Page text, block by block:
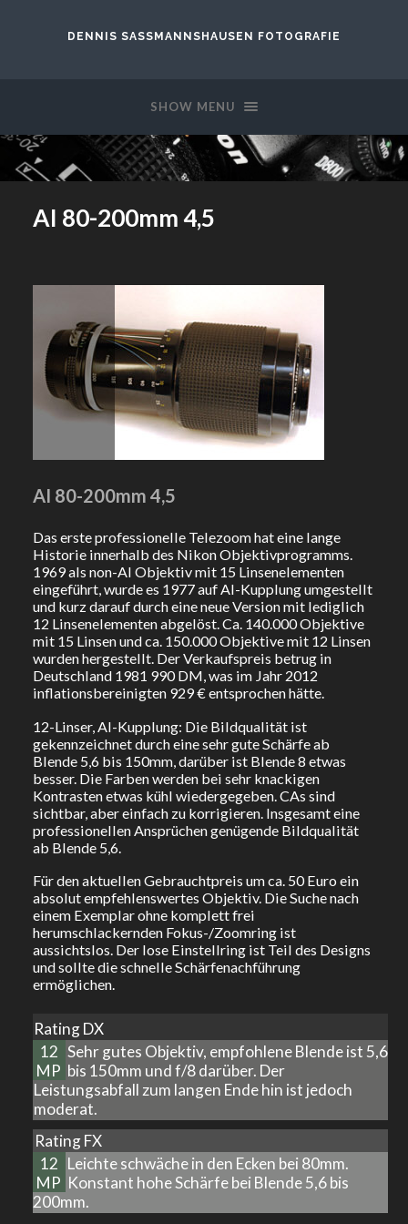
DENNIS SASSMANNSHAUSEN FOTOGRAFIE
SHOW MENU
AI 80-200mm 4,5
AI 80-200mm 4,5
Das erste professionelle Telezoom hat eine lange
Historie innerhalb des Nikon Objektivprogramms.
1969 als non-AI Objektiv mit 15 Linsenelementen
eingeführt, wurde es 1977 auf AI-Kupplung umgestellt
und kurz darauf durch eine neue Version mit lediglich
12 Linsenelementen abgelöst. Ca. 140.000 Objektive
mit 15 Linsen und ca. 150.000 Objektive mit 12 Linsen
wurden hergestellt. Der Verkaufspreis betrug in
Deutschland 1981 990 DM, was im Jahr 2012
inflationsbereinigten 929 € entsprochen hätte.
12-Linser, AI-Kupplung: Die Bildqualität ist
gekennzeichnet durch eine sehr gute Schärfe ab
Blende 5,6 bis 150mm, darüber ist Blende 8 etwas
besser. Die Farben werden bei sehr knackigen
Kontrasten etwas kühl wiedergegeben. CAs sind
sichtbar, aber einfach zu korrigieren. Insgesamt eine
professionellen Ansprüchen genügende Bildqualität
ab Blende 5,6.
Für den aktuellen Gebrauchtpreis um ca. 50 Euro ein
absolut empfehlenswertes Objektiv. Die Suche nach
einem Exemplar ohne komplett frei
herumschlackernden Fokus-/Zoomring ist
aussichtslos. Der lose Einstellring ist Teil des Designs
und sollte die schnelle Schärfenachführung
ermöglichen.
Rating DX
12
MP
Sehr gutes Objektiv, empfohlene Blende ist 5,6
bis 150mm und f/8 darüber. Der
Leistungsabfall zum langen Ende hin ist jedoch
moderat.
Rating FX
12
MP
Leichte schwäche in den Ecken bei 80mm.
Konstant hohe Schärfe bei Blende 5,6 bis
200mm.